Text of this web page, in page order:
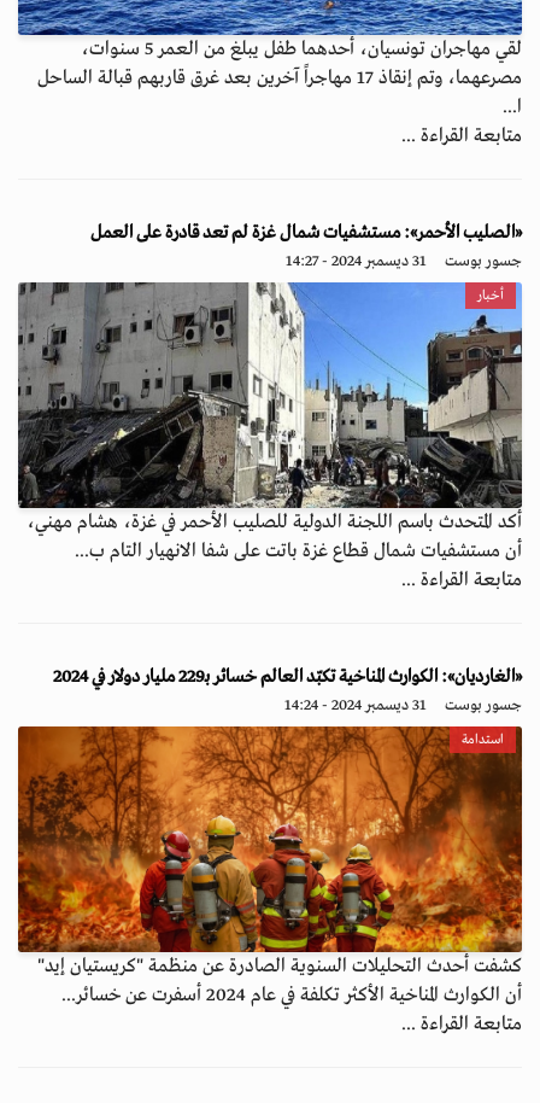
لقي مهاجران تونسيان، أحدهما طفل يبلغ من العمر 5 سنوات،
مصرعهما، وتم إنقاذ 17 مهاجراً آخرين بعد غرق قاربهم قبالة الساحل
ا...
متابعة القراءة ...
«الصليب الأحمر»: مستشفيات شمال غزة لم تعد قادرة على العمل
جسور بوست 31 ديسمبر 2024 - 14:27
أخبار
أكد المتحدث باسم اللجنة الدولية للصليب الأحمر في غزة، هشام مهني،
أن مستشفيات شمال قطاع غزة باتت على شفا الانهيار التام ب...
متابعة القراءة ...
«الغارديان»: الكوارث المناخية تكبّد العالم خسائر بـ229 مليار دولار في 2024
جسور بوست 31 ديسمبر 2024 - 14:24
استدامة
كشفت أحدث التحليلات السنوية الصادرة عن منظمة "كريستيان إيد"
أن الكوارث المناخية الأكثر تكلفة في عام 2024 أسفرت عن خسائر...
متابعة القراءة ...